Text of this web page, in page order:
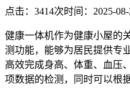
点击：3414次时间：2025-08-
健康一体机作为健康小屋的
测功能，能够为居民提供专
高效完成身高、体重、血压
项数据的检测，同时可以根